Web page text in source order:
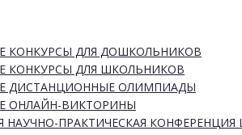
КОНКУРСЫ ДЛЯ ДОШКОЛЬНИКОВ
КОНКУРСЫ ДЛЯ ШКОЛЬНИКОВ
ДИСТАНЦИОННЫЕ ОЛИМПИАДЫ
ОНЛАЙН-ВИКТОРИНЫ
НАУЧНО-ПРАКТИЧЕСКАЯ